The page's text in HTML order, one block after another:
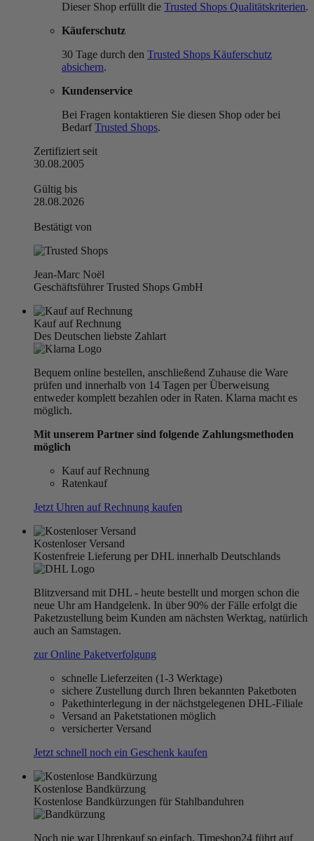
Dieser Shop erfüllt die Trusted Shops Qualitätskriterien.
Käuferschutz
30 Tage durch den Trusted Shops Käuferschutz
absichern.
Kundenservice
Bei Fragen kontaktieren Sie diesen Shop oder bei
BedarfTrusted Shops.
Zertifiziert seit
30.08.2005
Gültig bis
28.08.2026
Bestätigt von
Jean-Marc Noël
Geschäftsführer Trusted Shops GmbH
Kauf auf Rechnung
Des Deutschen liebste Zahlart
Bequem online bestellen, anschließend Zuhause die Ware
prüfen und innerhalb von 14 Tagen per Überweisung
entweder komplett bezahlen oder in Raten. Klarna macht es
möglich.
Mit unserem Partner sind folgende Zahlungsmethoden
möglich
Kauf auf Rechnung
Ratenkauf
Jetzt Uhren auf Rechnung kaufen
Kostenloser Versand
Kostenfreie Lieferung per DHL innerhalb Deutschlands
Blitzversand mit DHL - heute bestellt und morgen schon die
neue Uhr am Handgelenk. In über 90% der Fälle erfolgt die
Paketzustellung beim Kunden am nächsten Werktag, natürlich
auch an Samstagen.
zur Online Paketverfolgung
schnelle Lieferzeiten (1-3 Werktage)
sichere Zustellung durch Ihren bekannten Paketboten
Pakethinterlegung in der nächstgelegenen DHL-Filiale
Versand an Paketstationen möglich
versicherter Versand
Jetzt schnell noch ein Geschenk kaufen
Kostenlose Bandkürzung
Kostenlose Bandkürzungen für Stahlbanduhren
Noch nie war Uhrenkauf so einfach, Timeshop24 führt auf